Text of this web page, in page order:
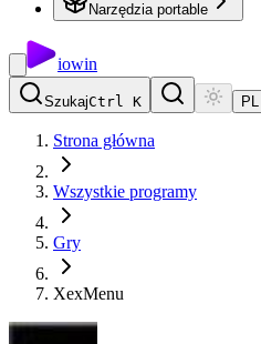
Narzędzia portable
iowin
SzukajCtrl K PL
Strona główna
Wszystkie programy
Gry
XexMenu